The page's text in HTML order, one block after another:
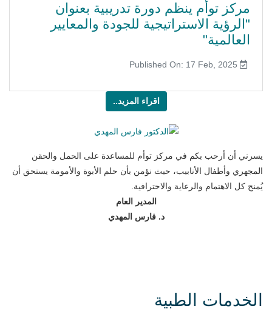
مركز توأم ينظم دورة تدريبية بعنوان
"الرؤية الاستراتيجية للجودة والمعايير
العالمية"
اقراء المزيد..
يسرني أن أرحب بكم في مركز توأم للمساعدة على الحمل والحقن
المجهري وأطفال الأنابيب، حيث نؤمن بأن حلم الأبوة والأمومة يستحق أن
يُمنح كل الاهتمام والرعاية والاحترافية.
المدير العام
د. فارس المهدي
الخدمات الطبية